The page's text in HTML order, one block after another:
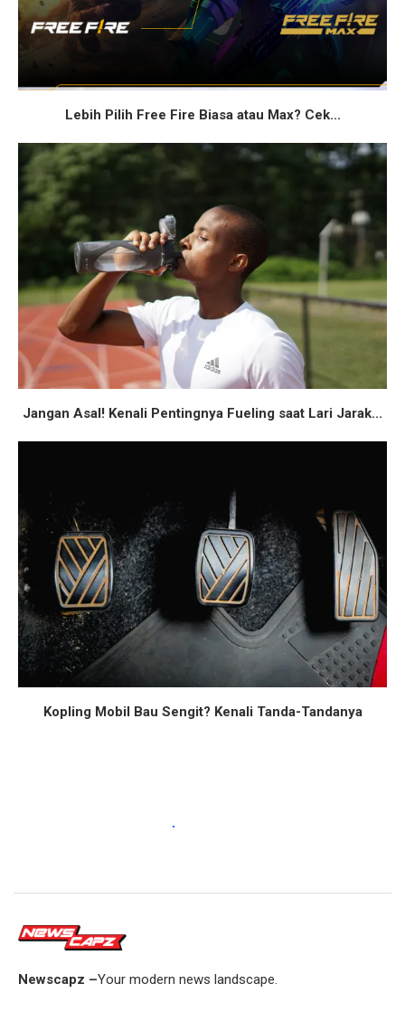
Lebih Pilih Free Fire Biasa atau Max? Cek...
Jangan Asal! Kenali Pentingnya Fueling saat Lari Jarak...
Kopling Mobil Bau Sengit? Kenali Tanda-Tandanya
Newscapz –Your modern news landscape.